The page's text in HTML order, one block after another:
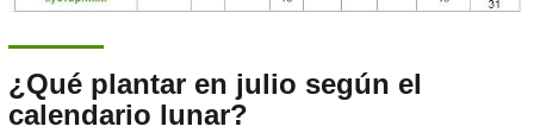
¿Qué plantar en julio según el
calendario lunar?